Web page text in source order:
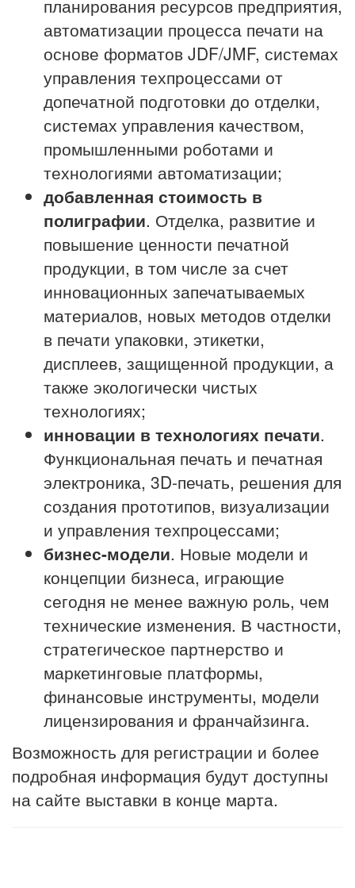
планирования ресурсов предприятия,
автоматизации процесса печати на
основе форматов JDF/JMF, системах
управления техпроцессами от
допечатной подготовки до отделки,
системах управления качеством,
промышленными роботами и
технологиями автоматизации;
добавленная стоимость в
полиграфии. Отделка, развитие и
повышение ценности печатной
продукции, в том числе за счет
инновационных запечатываемых
материалов, новых методов отделки
в печати упаковки, этикетки,
дисплеев, защищенной продукции, а
также экологически чистых
технологиях;
инновации в технологиях печати.
Функциональная печать и печатная
электроника, 3D-печать, решения для
создания прототипов, визуализации
и управления техпроцессами;
бизнес-модели. Новые модели и
концепции бизнеса, играющие
сегодня не менее важную роль, чем
технические изменения. В частности,
стратегическое партнерство и
маркетинговые платформы,
финансовые инструменты, модели
лицензирования и франчайзинга.
Возможность для регистрации и более
подробная информация будут доступны
на сайте выставки в конце марта.